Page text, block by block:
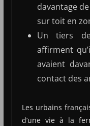
davantage
sur toit en
Un tiers
affirment
avaient
contact des
Les urbains
d’une vie à la